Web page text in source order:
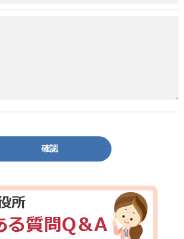
確認